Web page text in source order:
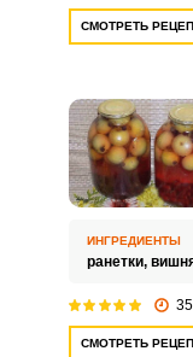
СМОТРЕТЬ
ИНГРЕДИЕНТЫ
ранетки,
СМОТРЕТЬ